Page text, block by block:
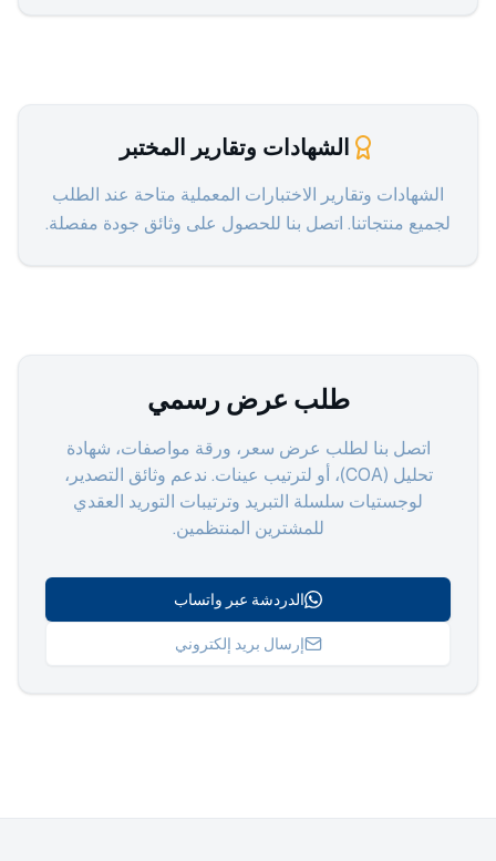
الشهادات وتقارير المختبر
الشهادات وتقارير الاختبارات المعملية متاحة عند الطلب
لجميع منتجاتنا. اتصل بنا للحصول على وثائق جودة مفصلة.
طلب عرض رسمي
اتصل بنا لطلب عرض سعر، ورقة مواصفات، شهادة
تحليل (COA)، أو لترتيب عينات. ندعم وثائق التصدير،
لوجستيات سلسلة التبريد وترتيبات التوريد العقدي
للمشترين المنتظمين.
الدردشة عبر واتساب
إرسال بريد إلكتروني